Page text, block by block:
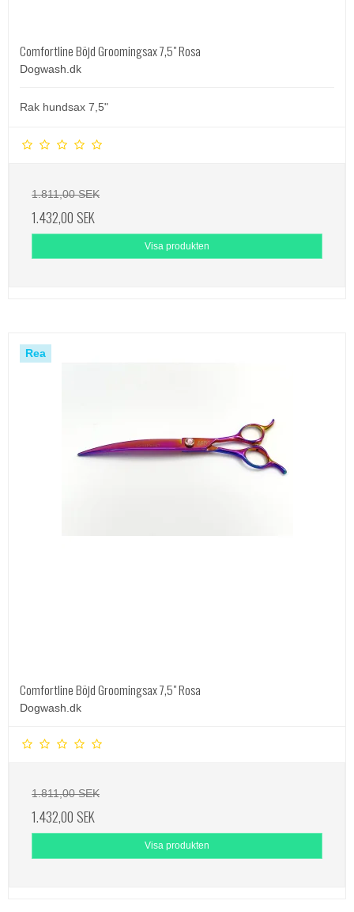
Comfortline Böjd Groomingsax 7,5" Rosa
Dogwash.dk
Rak hundsax 7,5"
1.811,00 SEK
1.432,00 SEK
Visa produkten
Rea
Comfortline Böjd Groomingsax 7,5" Rosa
Dogwash.dk
1.811,00 SEK
1.432,00 SEK
Visa produkten